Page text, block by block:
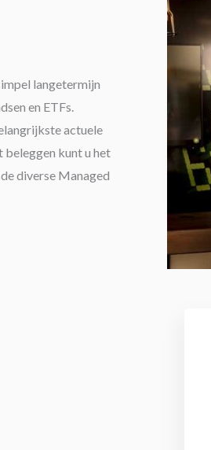
langetermijn
en ETFs.
actuele
beleggen kunt u het
diverse Managed